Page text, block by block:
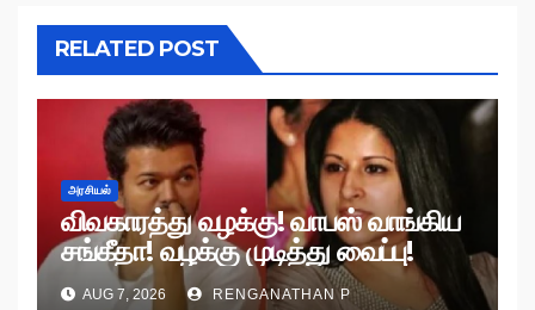
RELATED POST
அரசியல்
விவகாரத்து வழக்கு! வாபஸ் வாங்கிய
சங்கீதா! வழக்கு முடித்து வைப்பு!
AUG 7, 2026 RENGANATHAN P